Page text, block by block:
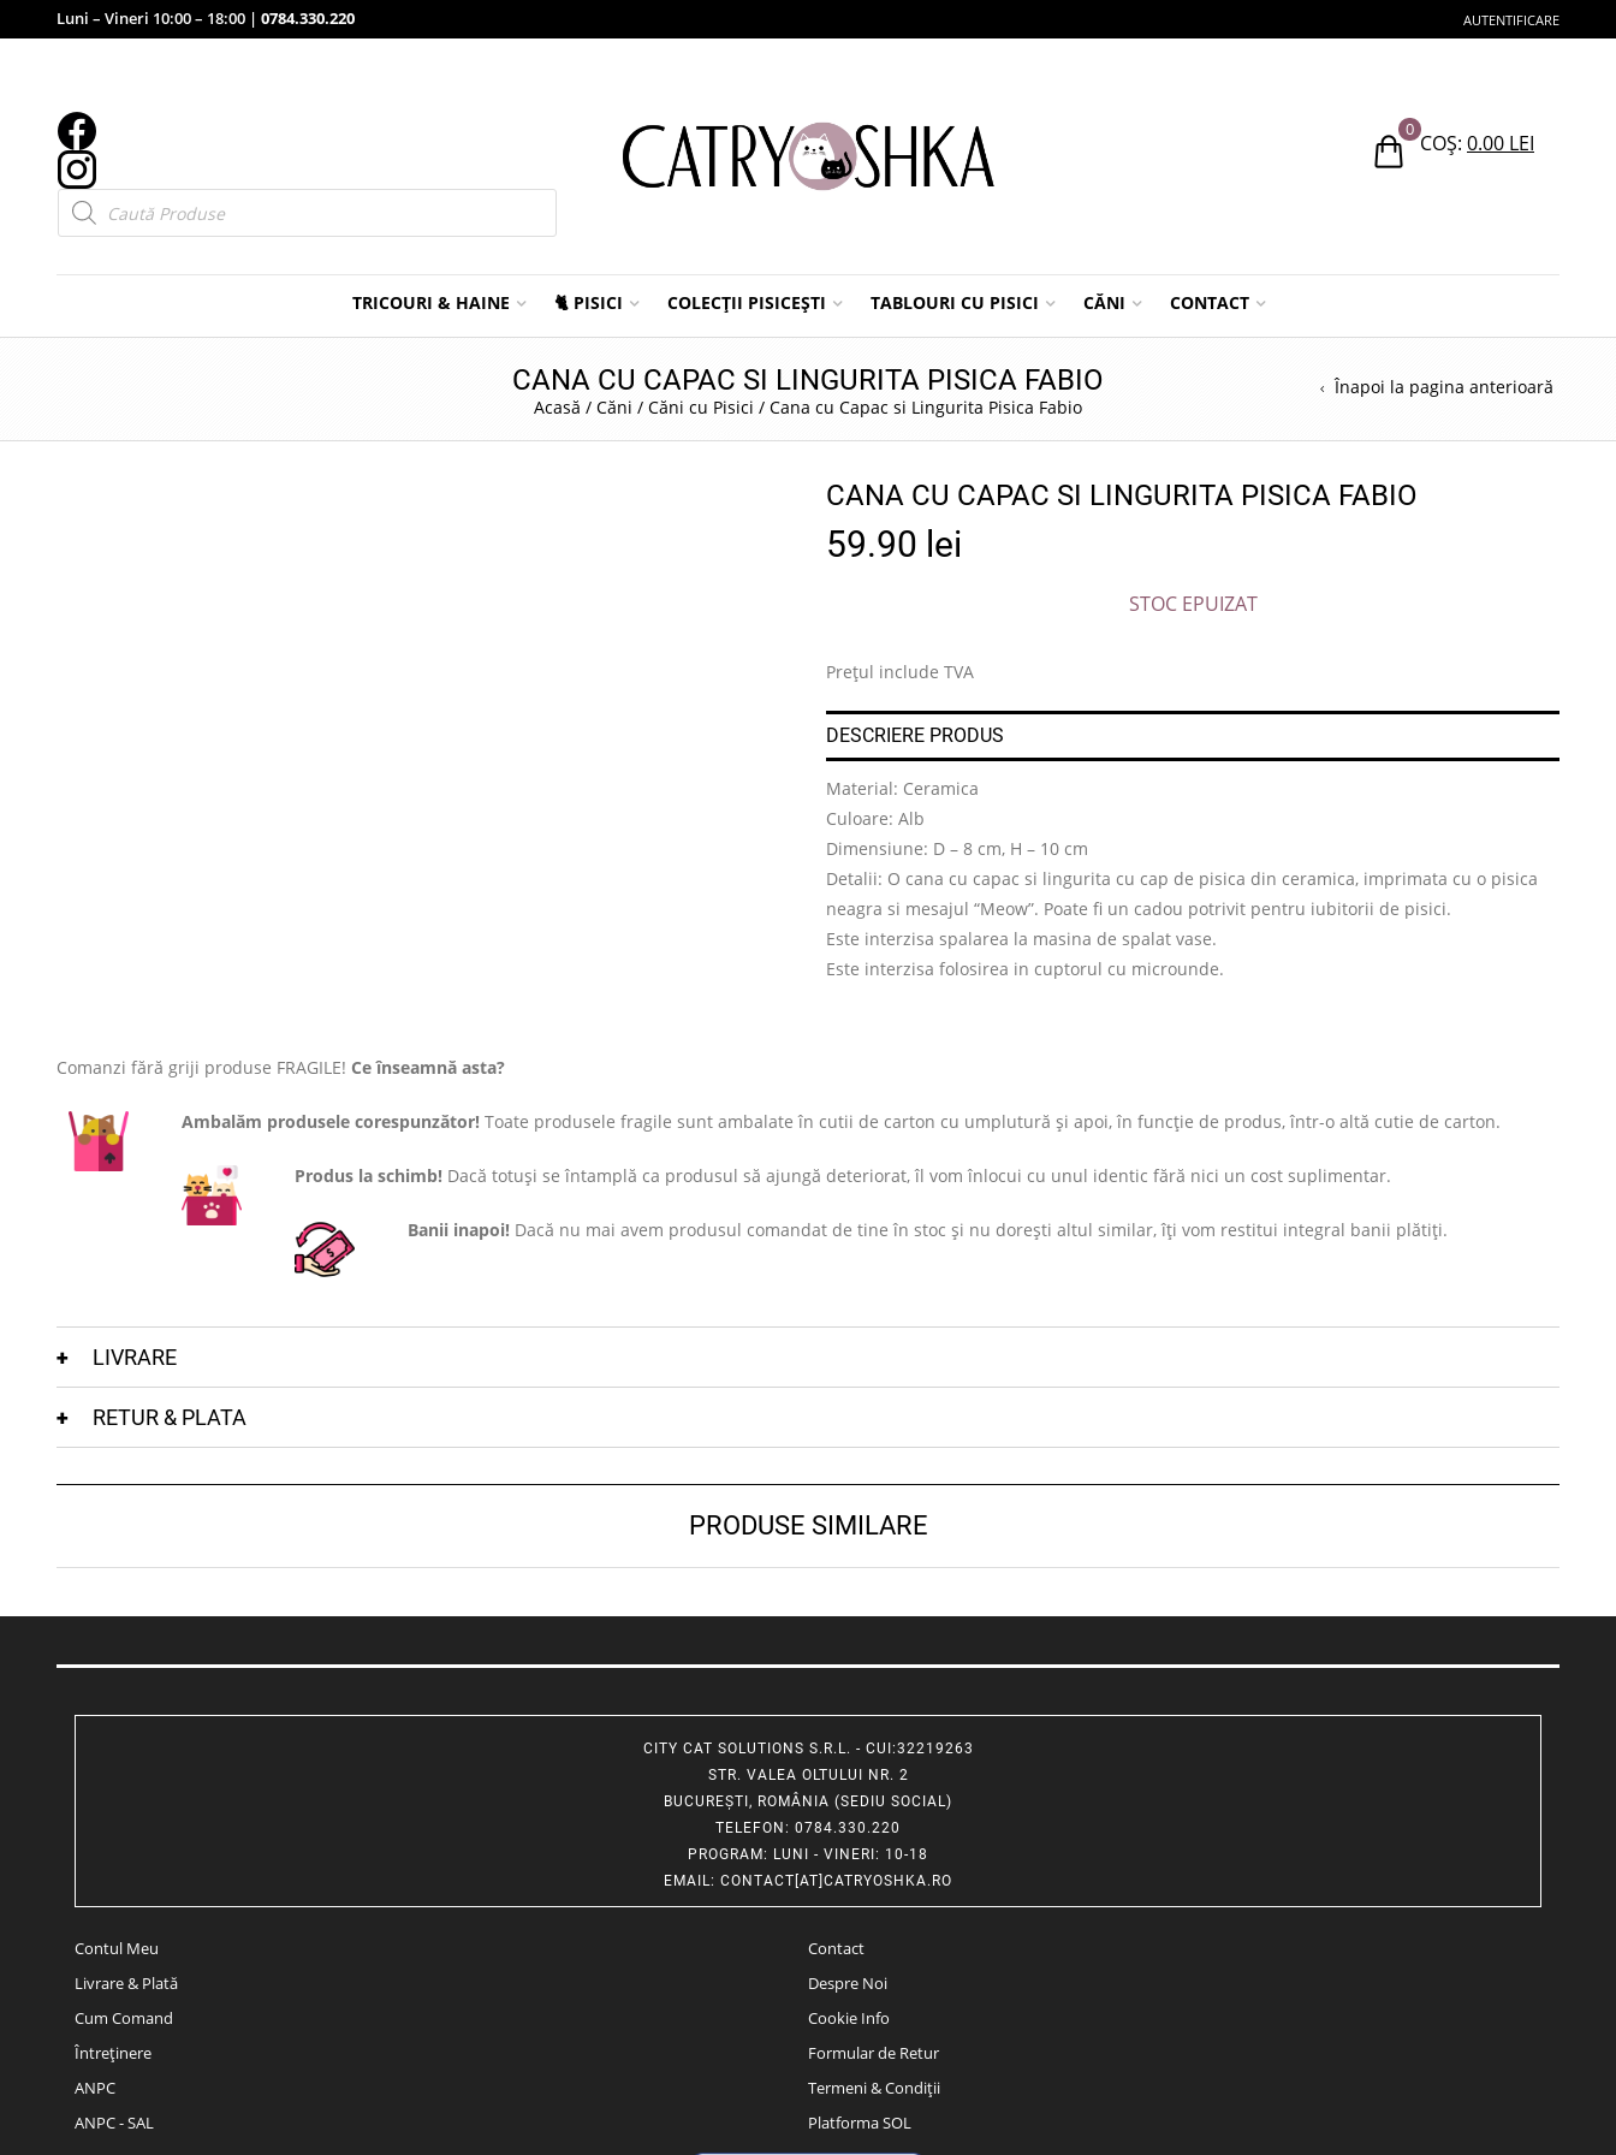
Luni – Vineri 10:00 – 18:00 | 0784.330.220 AUTENTIFICARE
Products
search
0
COȘ: 0.00 LEI
TRICOURI & HAINE 🐈 PISICI COLECȚII PISICEȘTI TABLOURI CU PISICI CĂNI CONTACT
CANA CU CAPAC SI LINGURITA PISICA FABIO
Acasă / Căni / Căni cu Pisici / Cana cu Capac si Lingurita Pisica Fabio
Înapoi la pagina anterioară
CANA CU CAPAC SI LINGURITA PISICA FABIO
59.90 lei
STOC EPUIZAT
Prețul include TVA
DESCRIERE PRODUS
Material: Ceramica
Culoare: Alb
Dimensiune: D – 8 cm, H – 10 cm
Detalii: O cana cu capac si lingurita cu cap de pisica din ceramica, imprimata cu o pisica
neagra si mesajul “Meow”. Poate fi un cadou potrivit pentru iubitorii de pisici.
Este interzisa spalarea la masina de spalat vase.
Este interzisa folosirea in cuptorul cu microunde.
Comanzi fără griji produse FRAGILE! Ce înseamnă asta?
Ambalăm produsele corespunzător! Toate produsele fragile sunt ambalate în cutii de carton cu umplutură și apoi, în funcție de produs, într-o altă cutie de carton.
Produs la schimb! Dacă totuși se întamplă ca produsul să ajungă deteriorat, îl vom înlocui cu unul identic fără nici un cost suplimentar.
Banii inapoi! Dacă nu mai avem produsul comandat de tine în stoc și nu dorești altul similar, îți vom restitui integral banii plătiți.
LIVRARE
RETUR & PLATA
PRODUSE SIMILARE
CITY CAT SOLUTIONS S.R.L. - CUI:32219263
STR. VALEA OLTULUI NR. 2
BUCUREȘTI, ROMÂNIA (SEDIU SOCIAL)
TELEFON : 0784.330.220
PROGRAM: LUNI - VINERI: 10-18
EMAIL: CONTACT[AT]CATRYOSHKA.RO
Contul Meu
Livrare & Plată
Cum Comand
Întreținere
ANPC
ANPC - SAL
Contact
Despre Noi
Cookie Info
Formular de Retur
Termeni & Condiții
Platforma SOL